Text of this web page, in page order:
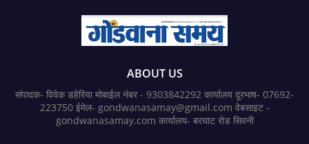
ABOUT US
संपादक- विवेक डहेरिया मोबाईल नंबर - 9303842292 कार्यालय दूरभाष- 07692-
223750 ईमेल- gondwanasamay@gmail.com वेबसाइट -
gondwanasamay.com कार्यालय- बरघाट रोड सिवनी